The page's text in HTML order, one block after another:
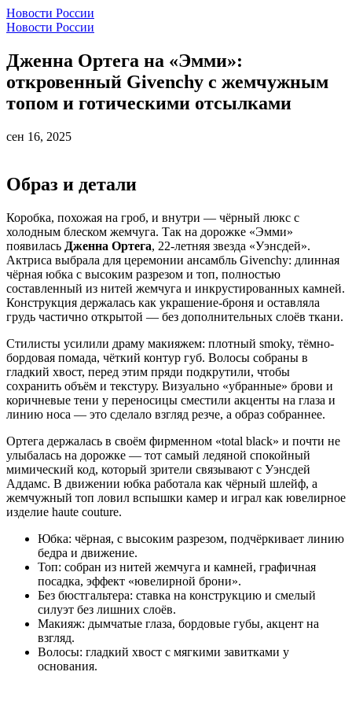
Новости России
Новости России
Дженна Ортега на «Эмми»:
откровенный Givenchy с жемчужным
топом и готическими отсылками
сен 16, 2025
Образ и детали
Коробка, похожая на гроб, и внутри — чёрный люкс с
холодным блеском жемчуга. Так на дорожке «Эмми»
появилась Дженна Ортега, 22‑летняя звезда «Уэнсдей».
Актриса выбрала для церемонии ансамбль Givenchy: длинная
чёрная юбка с высоким разрезом и топ, полностью
составленный из нитей жемчуга и инкрустированных камней.
Конструкция держалась как украшение-броня и оставляла
грудь частично открытой — без дополнительных слоёв ткани.
Стилисты усилили драму макияжем: плотный smoky, тёмно-
бордовая помада, чёткий контур губ. Волосы собраны в
гладкий хвост, перед этим пряди подкрутили, чтобы
сохранить объём и текстуру. Визуально «убранные» брови и
коричневые тени у переносицы сместили акценты на глаза и
линию носа — это сделало взгляд резче, а образ собраннее.
Ортега держалась в своём фирменном «total black» и почти не
улыбалась на дорожке — тот самый ледяной спокойный
мимический код, который зрители связывают с Уэнсдей
Аддамс. В движении юбка работала как чёрный шлейф, а
жемчужный топ ловил вспышки камер и играл как ювелирное
изделие haute couture.
Юбка: чёрная, с высоким разрезом, подчёркивает линию
бедра и движение.
Топ: собран из нитей жемчуга и камней, графичная
посадка, эффект «ювелирной брони».
Без бюстгальтера: ставка на конструкцию и смелый
силуэт без лишних слоёв.
Макияж: дымчатые глаза, бордовые губы, акцент на
взгляд.
Волосы: гладкий хвост с мягкими завитками у
основания.